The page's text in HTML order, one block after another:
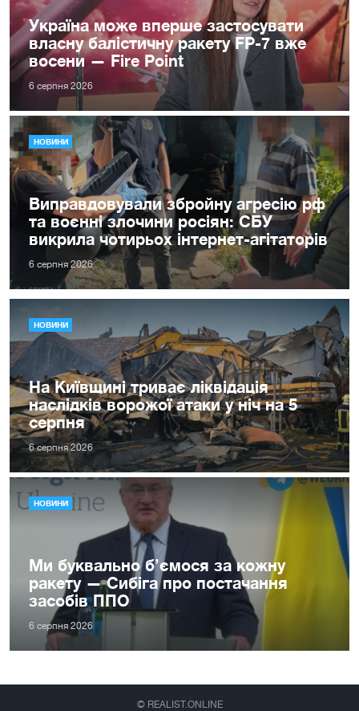
Україна може вперше застосувати
власну балістичну ракету FP-7 вже
восени — Fire Point
6 серпня 2026
НОВИНИ
Виправдовували збройну агресію рф
та воєнні злочини росіян: СБУ
викрила чотирьох інтернет-агітаторів
6 серпня 2026
НОВИНИ
На Київщині триває ліквідація
наслідків ворожої атаки у ніч на 5
серпня
6 серпня 2026
НОВИНИ
Ми буквально б’ємося за кожну
ракету — Сибіга про постачання
засобів ППО
6 серпня 2026
© REALIST.ONLINE